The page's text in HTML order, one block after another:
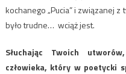
kochanego „Pucia” i związanej
było trudne… wciąż jest.
Słuchając Twoich
człowieka, który w poetycki